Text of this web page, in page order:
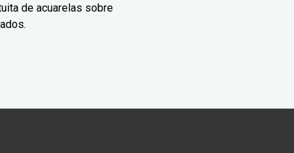
de acuarelas sobre